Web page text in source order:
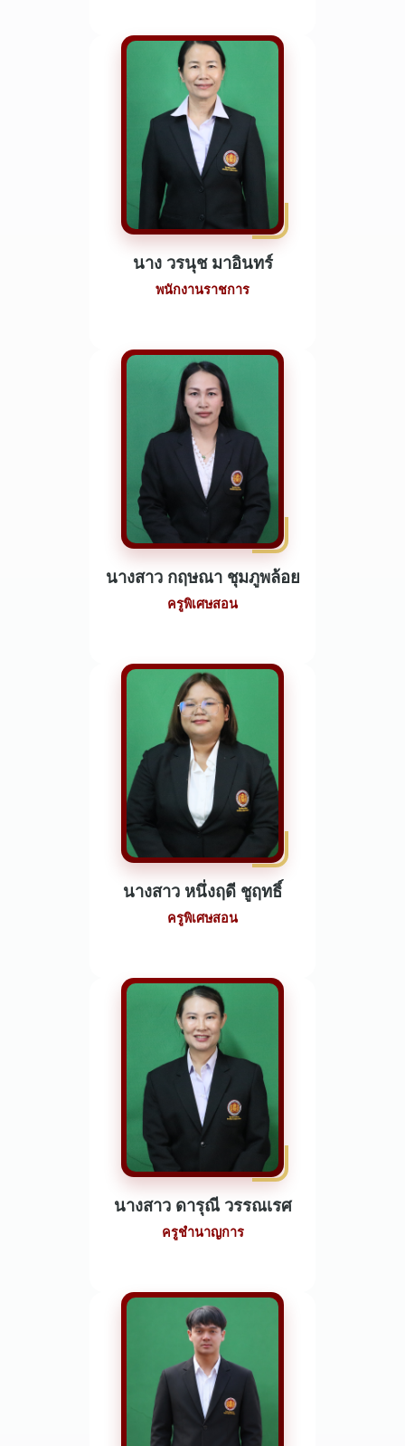
นาง วรนุช มาอินทร์
พนักงานราชการ
นางสาว กฤษณา ชุมภูพล้อย
ครูพิเศษสอน
นางสาว หนึ่งฤดี ชูฤทธิ์
ครูพิเศษสอน
นางสาว ดารุณี วรรณเรศ
ครูชำนาญการ